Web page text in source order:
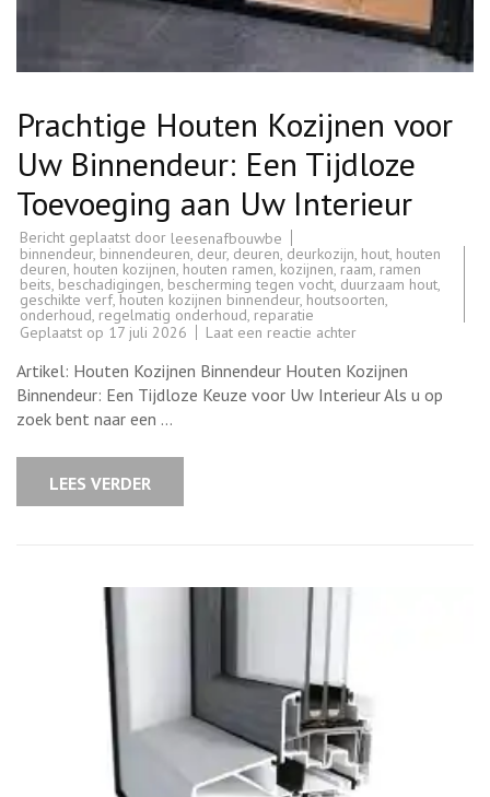
Prachtige Houten Kozijnen voor
Uw Binnendeur: Een Tijdloze
Toevoeging aan Uw Interieur
Bericht geplaatst door leesenafbouwbe
binnendeur, binnendeuren, deur, deuren, deurkozijn, hout, houten
deuren, houten kozijnen, houten ramen, kozijnen, raam, ramen
beits, beschadigingen, bescherming tegen vocht, duurzaam hout,
geschikte verf, houten kozijnen binnendeur, houtsoorten,
onderhoud, regelmatig onderhoud, reparatie
Geplaatst op 17 juli 2026 Laat een reactie achterop
Houten
Kozijnen
voor
Uw
Artikel: Houten Kozijnen Binnendeur Houten Kozijnen
Binnendeur: Een Tijdloze Keuze voor Uw Interieur Als u op
zoek bent naar een …
LEES VERDER